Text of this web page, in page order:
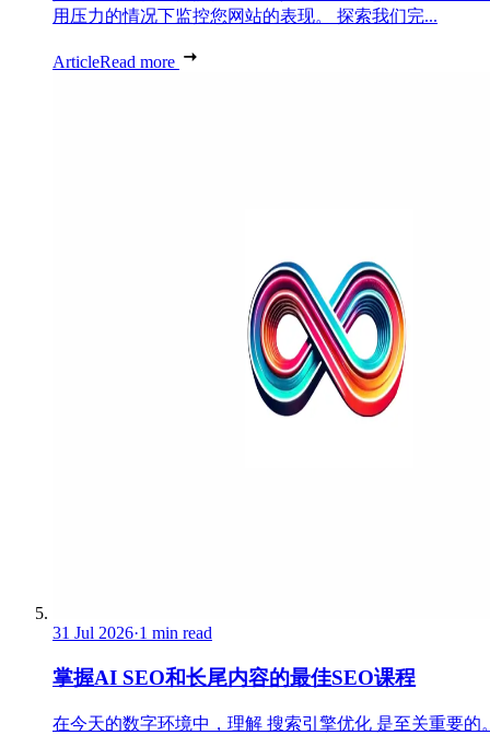
用压力的情况下监控您网站的表现。 探索我们完...
ArticleRead more
31 Jul 2026·1 min read
掌握AI SEO和长尾内容的最佳SEO课程
在今天的数字环境中，理解 搜索引擎优化 是至关重要的